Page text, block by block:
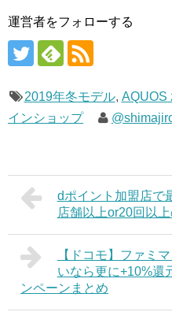
運営者をフォローする
2019年冬モデル, AQUOS
インショップ
dポイント加盟店で
店舗以上or20回以
【ドコモ】ファミ
いなら更に+10%還
ンペーンまとめ